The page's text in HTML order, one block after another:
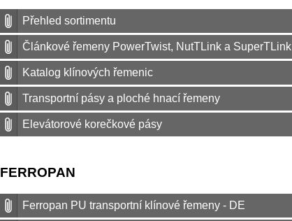
Přehled sortimentu
Článkové řemeny PowerTwist, NutTLink a SuperTLink
Katalog klínových řemenic
Transportní pásy a ploché hnací řemeny
Elevátorové korečkové pásy
FERROPAN
Ferropan PU transportní klínové řemeny - DE